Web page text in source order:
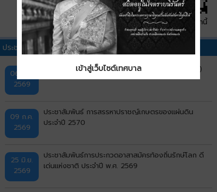
QR Code หน้านี้
ประชาสัมพันธ์ทั่วไปอื่นๆ
06 ส.ค.
2569
แผนพัฒนาการประกันภัย ฉบับที่ 5 (พ.ศ. 2569–2573)
09 ก.ค.
2569
ประชาสัมพันธ์ การสรรหาปราชญ์เกษตรของแผ่นดิน
ประจำปี 2570
25 มิ.ย.
2569
ประชาสัมพันธ์การประกวดอาสาสมัครท้องถิ่นรักษ์โลก ดี
เด่นแห่งชาติ ประจำปี พ.ศ. 2569
เข้าสู่เว็บไซต์เทศบาล